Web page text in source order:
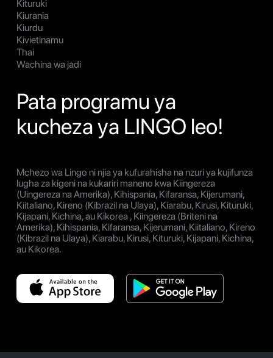
Kituruki
Kiurania
Kiurdu
Kivietinamu
Thai
Wachina wa jadi
Pata programu ya
kucheza ya LINGO leo!
Mchezo wa Lingo ni njia ya kufurahisha na nzuri ya kujifunza
lugha za kigeni na kukariri maneno kwa Kiingereza
(Uingereza na Amerika), Kihispania, Kifaransa, Kijerumani,
Kiitaliano, Kireno (Kibrazil na Ulaya), Kiarabu, Kirusi, Kituruki,
Kijapani, Kichina, au Kikorea , Kiingereza (Briteni na
Amerika), Kihispania, Kifaransa, Kijerumani, Kiitaliano, Kireno
(Kibrazil na Ulaya), Kiarabu, Kirusi, Kituruki, Kijapani, Kichina,
au Kikorea.